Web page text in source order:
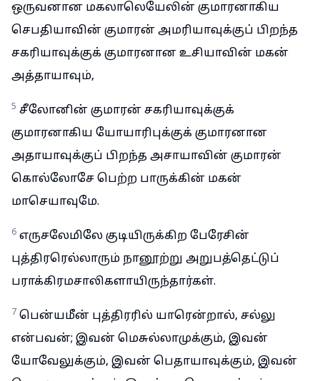
ஒருவனான மகலாலெயேலின் குமாரனாகிய
செபதியாவின் குமாரன் அமரியாவுக்குப் பிறந்த
சகரியாவுக்குக் குமாரனான உசியாவின் மகன்
அத்தாயாவும்,
5 சீலோனின் குமாரன் சகரியாவுக்குக்
குமாரனாகிய யோயாரிபுக்குக் குமாரனான
அதாயாவுக்குப் பிறந்த அசாயாவின் குமாரன்
கொல்லோசே பெற்ற பாருக்கின் மகன்
மாசெயாவுமே.
6 எருசலேமிலே குடியிருக்கிற பேரேசின்
புத்திரரெல்லாரும் நானூற்று அறுபத்தெட்டுப்
பராக்கிரமசாலிகளாயிருந்தார்கள்.
7 பென்யமீன் புத்திரரில் யாரென்றால், சல்லு
என்பவன்; இவன் மெசுல்லாமுக்கும், இவன்
யோவேலுக்கும், இவன் பெதாயாவுக்கும், இவன்